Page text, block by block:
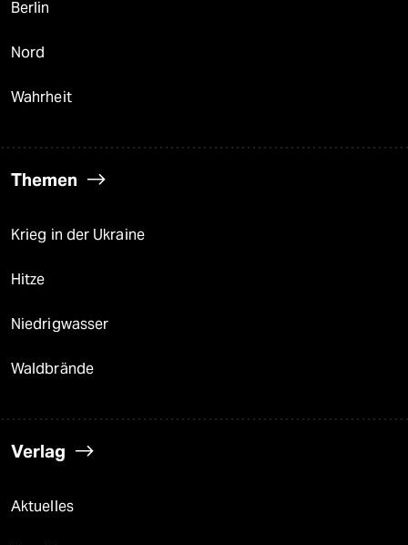
Berlin
Nord
Wahrheit
Themen
Krieg in der Ukraine
Hitze
Niedrigwasser
Waldbrände
Verlag
Aktuelles